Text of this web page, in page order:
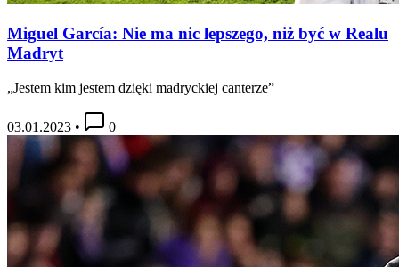
Miguel García: Nie ma nic lepszego, niż być w Realu
Madryt
„Jestem kim jestem dzięki madryckiej canterze”
03.01.2023 • 0